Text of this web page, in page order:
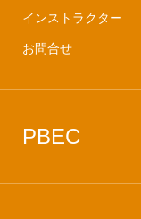
インストラクター
お問合せ
PBEC